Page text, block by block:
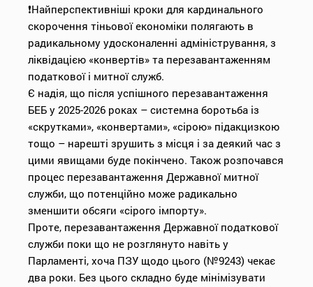
❗️Найперспективніші кроки для кардинального
скорочення тіньової економіки полягають в
радикальному удосконаленні адміністрування, з
ліквідацією «конвертів» та перезавантаженням
податкової і митної служб.
Є надія, що після успішного перезавантаження
БЕБ у 2025-2026 роках – системна боротьба із
«скрутками», «конвертами», «сірою» підакцизкою
тощо – нарешті зрушить з місця і за деякий час з
цими явищами буде покінчено. Також розпочався
процес перезавантаження Державної митної
служби, що потенційно може радикально
зменшити обсяги «сірого імпорту».
Проте, перезавантаження Державної податкової
служби поки що не розглянуто навіть у
Парламенті, хоча ПЗУ щодо цього (№9243) чекає
два роки. Без цього складно буде мінімізувати